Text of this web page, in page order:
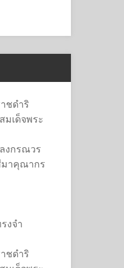
ชดำริ
มเด็จพระ
งกรณวร
าคุณากร
งจำ
ชดำริ